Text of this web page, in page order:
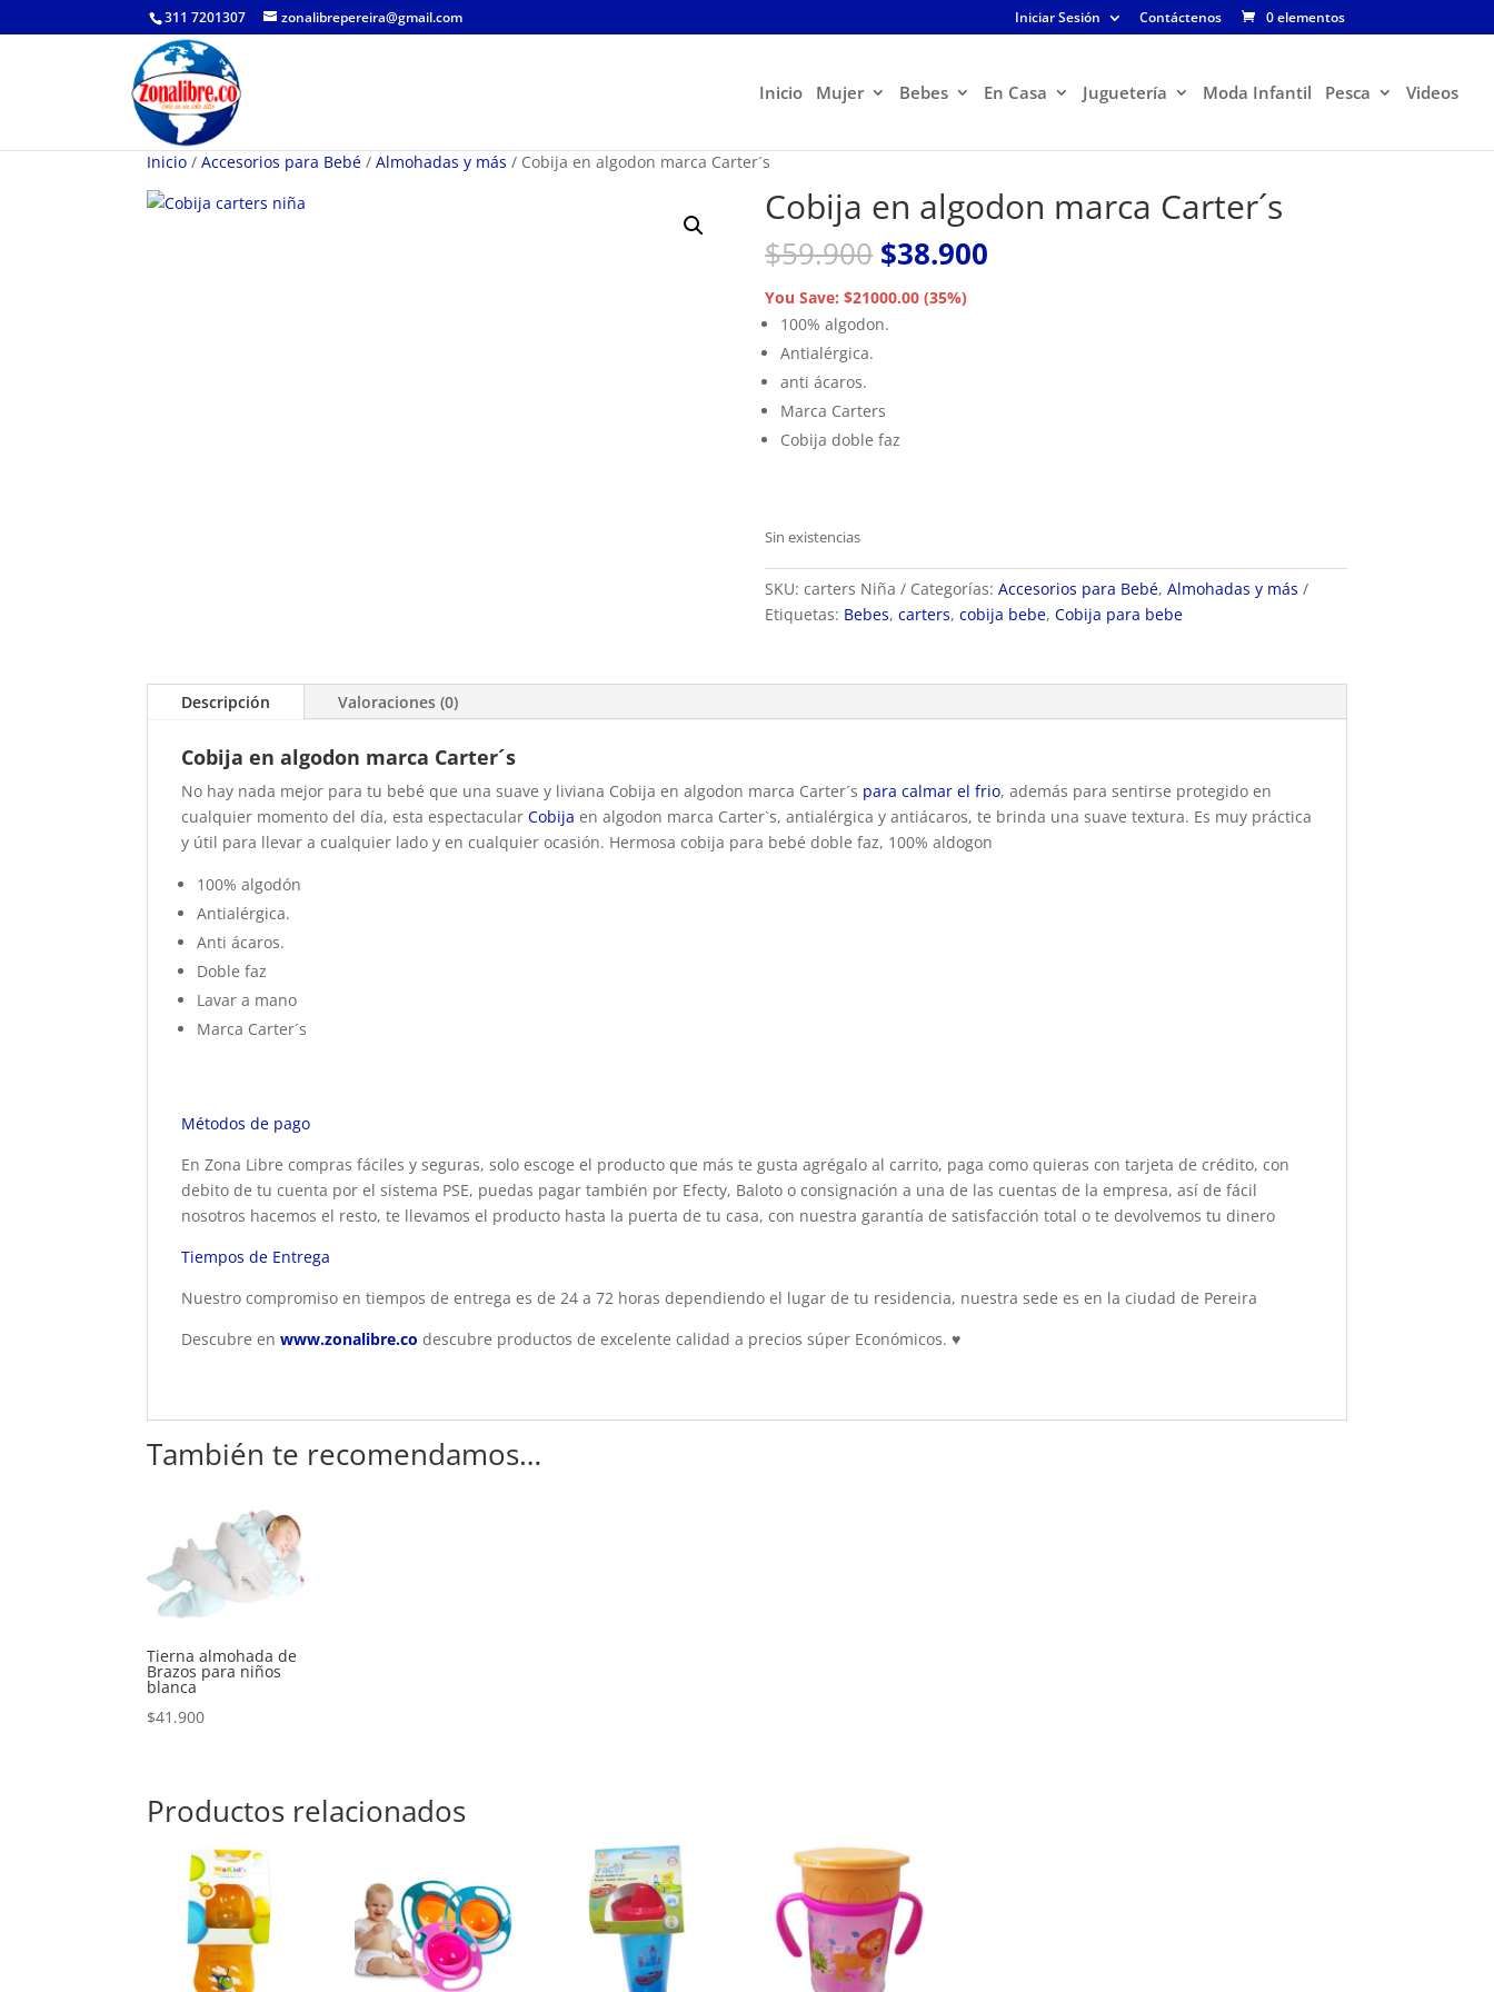
311 7201307 zonalibrepereira@gmail.com Iniciar Sesión Contáctenos 0 elementos
Inicio Mujer Bebes En Casa Juguetería Moda Infantil Pesca Videos
Inicio / Accesorios para Bebé / Almohadas y más / Cobija en algodon marca Carter´s
Cobija en algodon marca Carter´s
$59.900 El
precio
original
era:
$38.900
You Save: $21000.00 (35%)
100% algodon.
Antialérgica.
anti ácaros.
Marca Carters
Cobija doble faz
Sin existencias
SKU:carters Niña Categorías:Accesorios para Bebé,Almohadas y más
Etiquetas: Bebes,carters,cobija bebe,Cobija para bebe
Descripción Valoraciones (0)
Cobija en algodon marca Carter´s
No hay nada mejor para tu bebé que una suave y liviana Cobija en algodon marca Carter´s para calmar el frio, además para sentirse protegido en
cualquier momento del día, esta espectacular Cobija en algodon marca Carter`s, antialérgica y antiácaros, te brinda una suave textura. Es muy práctica
y útil para llevar a cualquier lado y en cualquier ocasión. Hermosa cobija para bebé doble faz, 100% aldogon
100% algodón
Antialérgica.
Anti ácaros.
Doble faz
Lavar a mano
Marca Carter´s
Métodos de pago
En Zona Libre compras fáciles y seguras, solo escoge el producto que más te gusta agrégalo al carrito, paga como quieras con tarjeta de crédito, con
debito de tu cuenta por el sistema PSE, puedas pagar también por Efecty, Baloto o consignación a una de las cuentas de la empresa, así de fácil
nosotros hacemos el resto, te llevamos el producto hasta la puerta de tu casa, con nuestra garantía de satisfacción total o te devolvemos tu dinero
Tiempos de Entrega
Nuestro compromiso en tiempos de entrega es de 24 a 72 horas dependiendo el lugar de tu residencia, nuestra sede es en la ciudad de Pereira
Descubre en www.zonalibre.co descubre productos de excelente calidad a precios súper Económicos. ♥
También te recomendamos…
Tierna almohada de
Brazos para niños
blanca
$41.900
Productos relacionados